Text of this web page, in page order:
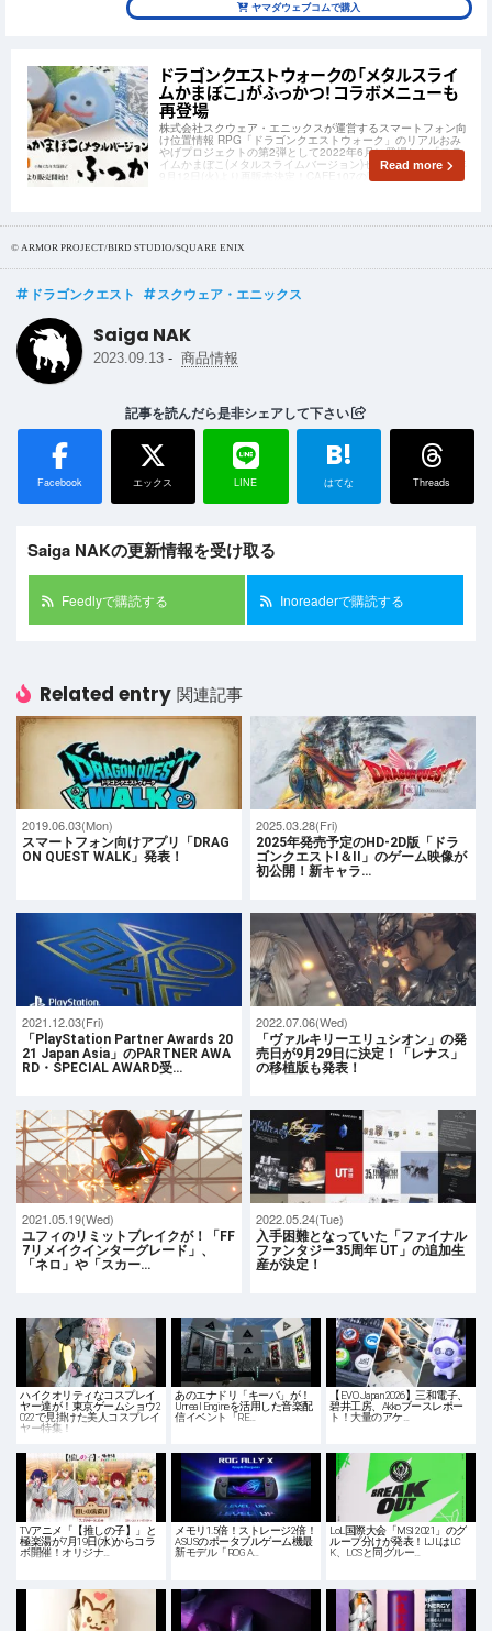
ヤマダウェブコムで購入
ドラゴンクエストウォークの「メタルスライ
ムかまぼこ」がふっかつ！コラボメニューも
再登場
株式会社スクウェア・エニックスが運営するスマートフォン向
け位置情報 RPG「ドラゴンクエストウォーク」のリアルおみ
やげプロジェクトの第2弾として2022年6月に登場した「スラ
イムかまぼこ(メタルスライムバージョン)セット」が、2023年
9月12日(火)より再販売決定！CAFE107の限定コラボメニュー
Read more
© ARMOR PROJECT/BIRD STUDIO/SQUARE ENIX
ドラゴンクエスト スクウェア・エニックス
Saiga NAK
2023.09.13 - 商品情報
記事を読んだら是非シェアして下さい
Facebook エックス LINE
B!
はてな Threads
Saiga NAKの更新情報を受け取る
Feedlyで購読する Inoreaderで購読する
Related entry 関連記事
2019.06.03(Mon)
スマートフォン向けアプリ「DRAG
ON QUEST WALK」発表！
2025.03.28(Fri)
2025年発売予定のHD-2D版「ドラ
ゴンクエストI＆II」のゲーム映像が
初公開！新キャラ…
2021.12.03(Fri)
「PlayStation Partner Awards 20
21 Japan Asia」のPARTNER AWA
RD・SPECIAL AWARD受…
2022.07.06(Wed)
「ヴァルキリーエリュシオン」の発
売日が9月29日に決定！「レナス」
の移植版も発表！
2021.05.19(Wed)
ユフィのリミットブレイクが！「FF
7リメイクインターグレード」、
「ネロ」や「スカー…
2022.05.24(Tue)
入手困難となっていた「ファイナル
ファンタジー35周年 UT」の追加生
産が決定！
ハイクオリティなコスプレイ
ヤー達が！東京ゲームショウ2
022で見掛けた美人コスプレイ
ヤー特集！
あのエナドリ「キーバ」が！
Unreal Engineを活用した音楽配
信イベント「RE…
【EVO Japan 2026】三和電子、
碧井工房、Akkoブースレポー
ト！大量のアケ…
TVアニメ「【推しの子】」と
極楽湯が7月19日(水)からコラ
ボ開催！オリジナ…
メモリ1.5倍！ストレージ2倍！
ASUSのポータブルゲーム機最
新モデル「ROG A…
LoL国際大会「MSI 2021」のグ
ループ分けが発表！LJLはLC
K、LCSと同グルー…